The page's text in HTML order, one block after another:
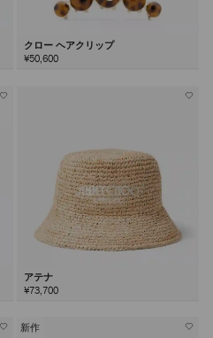
クロー ヘアクリップ
¥50,600
アテナ
¥73,700
新作